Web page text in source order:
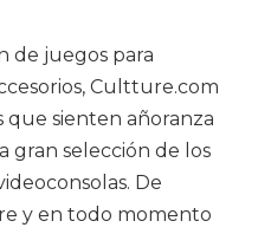
de juegos para
Cultture.com
que sienten añoranza
gran selección de los
De
y en todo momento